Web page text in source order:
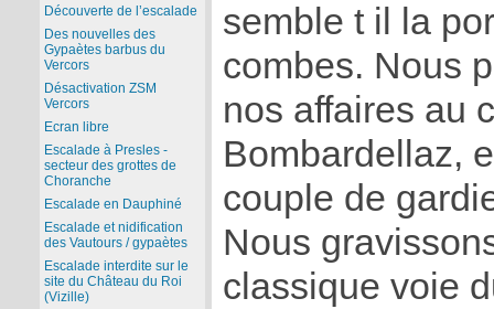
semble t il la
combes. Nous
nos affaires au
Bombardellaz,
couple de
Nous
classique voie
Découverte de l’escalade
Des nouvelles des
Gypaètes barbus du
Vercors
Désactivation ZSM
Vercors
Ecran libre
Escalade à Presles -
secteur des grottes de
Choranche
Escalade en Dauphiné
Escalade et nidification
des Vautours / gypaètes
Escalade interdite sur le
site du Château du Roi
(Vizille)